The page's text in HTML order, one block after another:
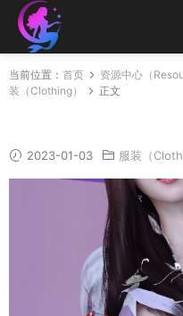
当前位置： 首页 资源中心（
装（Clothing）
正文
2023-01-03 服装（